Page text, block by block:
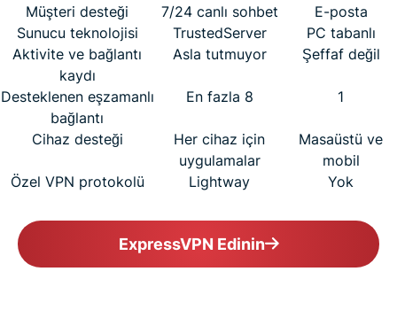
Müşteri desteği 7/24 canlı sohbet
E-posta
Sunucu teknolojisi
TrustedServer
PC tabanlı
Aktivite ve bağlantı
kaydı
Asla tutmuyor Şeffaf değil
Desteklenen eşzamanlı
bağlantı
En fazla 8 1
Cihaz desteği
Her cihaz için
uygulamalar
Masaüstü ve
mobil
Özel VPN protokolü
Lightway Yok
ExpressVPN Edinin